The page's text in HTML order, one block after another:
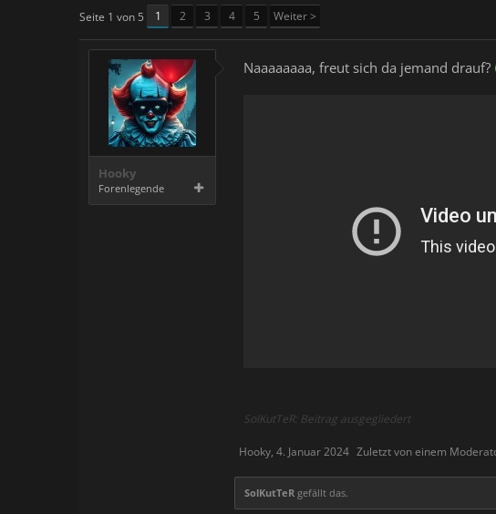
Seite 1 von 5
1 2 3 4 5 Weiter >
Hooky
Forenlegende
Naaaaaaaa, freut sich da jemand drauf?
SolKutTeR: Beitrag ausgegliedert
Hooky, 4. Januar 2024 Zuletzt von einem
SolKutTeR gefällt das.